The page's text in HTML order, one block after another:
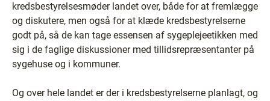
kredsbestyrelsesmøder landet over, både for at fremlægge
og diskutere, men også for at klæde kredsbestyrelserne
godt på, så de kan tage essensen af sygeplejeetikken med
sig i de faglige diskussioner med tillidsrepræsentanter på
sygehuse og i kommuner.
Og over hele landet er der i kredsbestyrelserne planlagt, og